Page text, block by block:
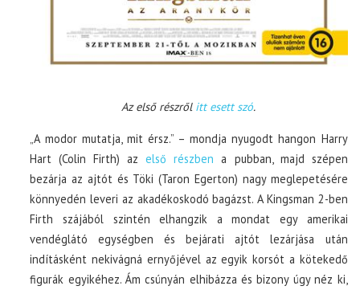
Az első részről itt esett szó.
„A modor mutatja, mit érsz.” – mondja nyugodt hangon Harry
Hart (Colin Firth) azelső részben a pubban, majd szépen
bezárja az ajtót és Töki (Taron Egerton) nagy meglepetésére
könnyedén leveri az akadékoskodó bagázst. A Kingsman 2-ben
Firth szájából szintén elhangzik a mondat egy amerikai
vendéglátó egységben és bejárati ajtót lezárjása után
indításként nekivágná ernyőjével az egyik korsót a kötekedő
figurák egyikéhez. Ám csúnyán elhibázza és bizony úgy néz ki,